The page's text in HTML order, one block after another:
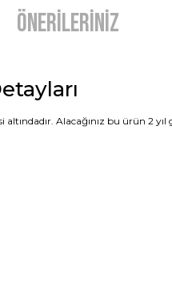
Önerileriniz
altındadır. Alacağınız bu ürün 2